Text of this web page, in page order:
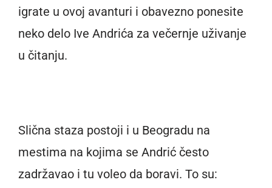
igrate u ovoj avanturi i obavezno ponesite
neko delo Ive Andrića za večernje uživanje
u čitanju.
Slična staza postoji i u Beogradu na
mestima na kojima se Andrić često
zadržavao i tu voleo da boravi. To su: